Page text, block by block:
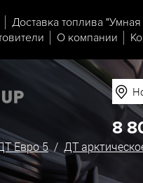
Доставка топлива "Умная
О компании
8
Евро 5/ ДТ